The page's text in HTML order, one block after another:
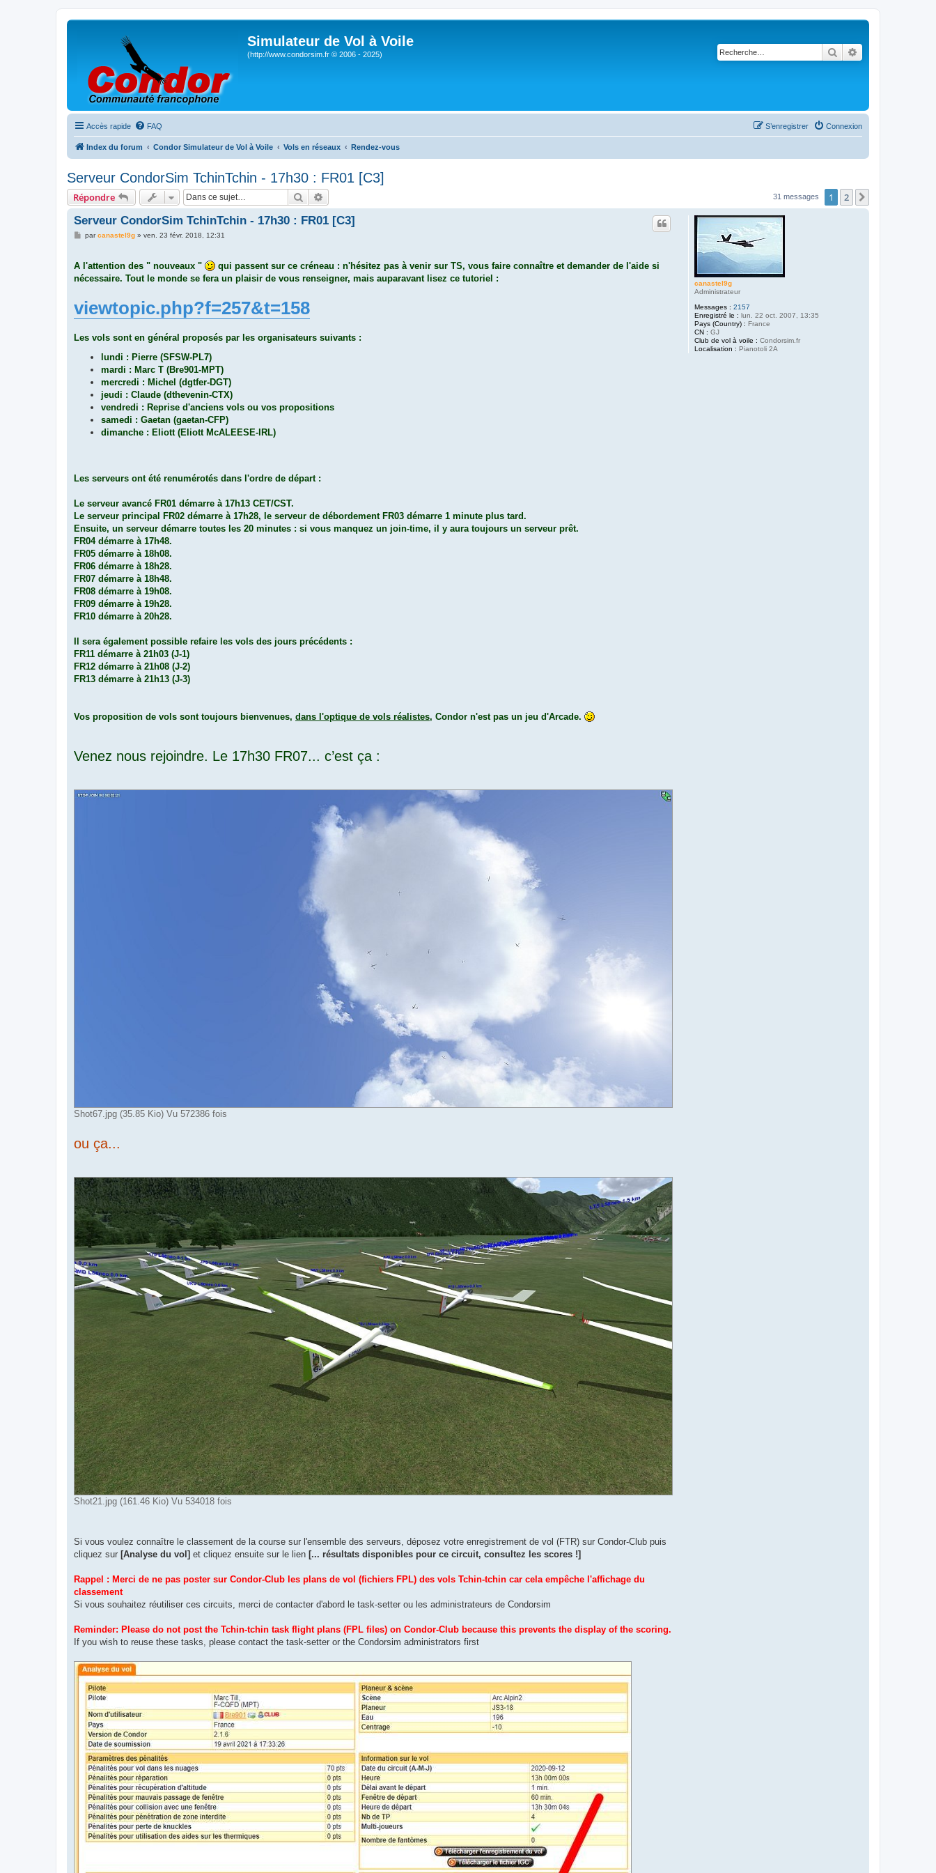
Simulateur de Vol à Voile
(http://www.condorsim.fr © 2006 - 2025) Rechercher
Accès rapide FAQ Connexion
S’enregistrer
Index du forum Condor Simulateur de Vol à Voile Vols en réseaux Rendez-vous
Serveur CondorSim TchinTchin - 17h30 : FR01 [C3]
Répondre Rechercher 31 messages 1 2
canastel9g
Administrateur
Messages : 2157
Enregistré le : lun. 22 oct. 2007, 13:35
Pays (Country) : France
CN : GJ
Club de vol à voile : Condorsim.fr
Localisation : Pianotoli 2A
Serveur CondorSim TchinTchin - 17h30 : FR01 [C3]
M
a
g
parcanastel9g» ven. 23 févr. 2018, 12:31
A l'attention des " nouveaux "
qui passent sur ce créneau : n'hésitez pas à venir sur TS, vous faire connaître et demander de l'aide si
nécessaire. Tout le monde se fera un plaisir de vous renseigner, mais auparavant lisez ce tutoriel :
viewtopic.php?f=257&t=158
Les vols sont en général proposés par les organisateurs suivants :
lundi : Pierre (SFSW-PL7)
mardi : Marc T (Bre901-MPT)
mercredi : Michel (dgtfer-DGT)
jeudi : Claude (dthevenin-CTX)
vendredi : Reprise d'anciens vols ou vos propositions
samedi : Gaetan (gaetan-CFP)
dimanche : Eliott (Eliott McALEESE-IRL)
Les serveurs ont été renumérotés dans l'ordre de départ :
Le serveur avancé FR01 démarre à 17h13 CET/CST.
Le serveur principal FR02 démarre à 17h28, le serveur de débordement FR03 démarre 1 minute plus tard.
Ensuite, un serveur démarre toutes les 20 minutes : si vous manquez un join-time, il y aura toujours un serveur prêt.
FR04 démarre à 17h48.
FR05 démarre à 18h08.
FR06 démarre à 18h28.
FR07 démarre à 18h48.
FR08 démarre à 19h08.
FR09 démarre à 19h28.
FR10 démarre à 20h28.
Il sera également possible refaire les vols des jours précédents :
FR11 démarre à 21h03 (J-1)
FR12 démarre à 21h08 (J-2)
FR13 démarre à 21h13 (J-3)
Vos proposition de vols sont toujours bienvenues, dans l'optique de vols réalistes, Condor n'est pas un jeu d'Arcade.
Venez nous rejoindre. Le 17h30 FR07... c’est ça :
Shot67.jpg (35.85 Kio) Vu 572386 fois
ou ça...
Shot21.jpg (161.46 Kio) Vu 534018 fois
Si vous voulez connaître le classement de la course sur l'ensemble des serveurs, déposez votre enregistrement de vol (FTR) sur Condor-Club puis
cliquez sur [Analyse du vol] et cliquez ensuite sur le lien [... résultats disponibles pour ce circuit, consultez les scores !]
Rappel : Merci de ne pas poster sur Condor-Club les plans de vol (fichiers FPL) des vols Tchin-tchin car cela empêche l'affichage du
classement
Si vous souhaitez réutiliser ces circuits, merci de contacter d'abord le task-setter ou les administrateurs de Condorsim
Reminder: Please do not post the Tchin-tchin task flight plans (FPL files) on Condor-Club because this prevents the display of the scoring.
If you wish to reuse these tasks, please contact the task-setter or the Condorsim administrators first